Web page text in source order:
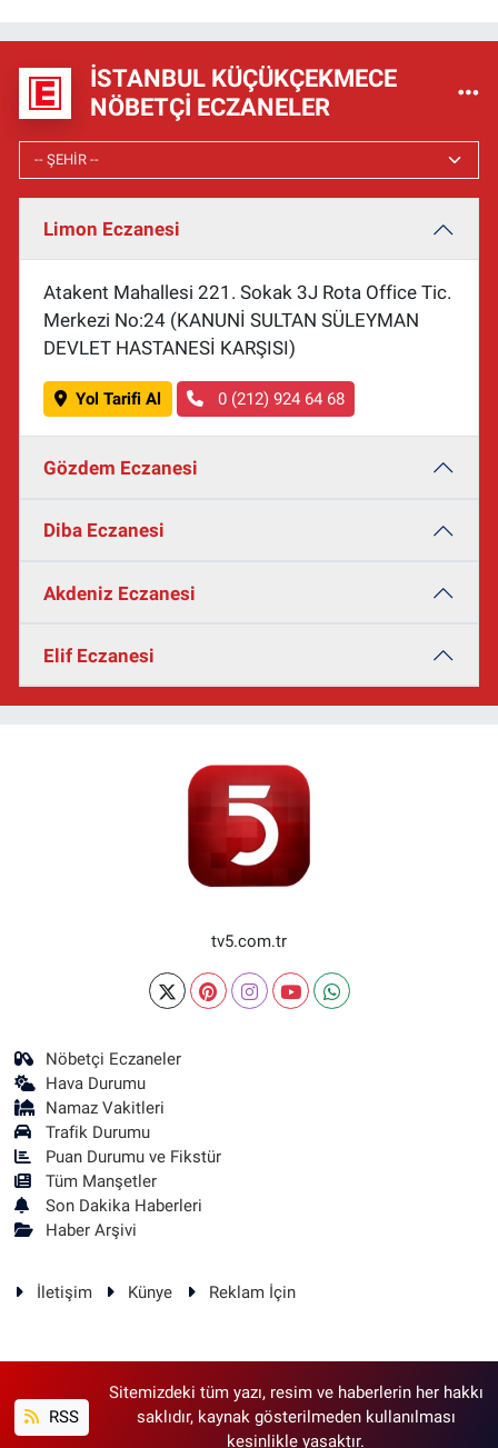
İSTANBUL KÜÇÜKÇEKMECE
NÖBETÇI ECZANELER
Limon Eczanesi
Atakent Mahallesi 221. Sokak 3J Rota Office Tic.
Merkezi No:24 (KANUNİ SULTAN SÜLEYMAN
DEVLET HASTANESİ KARŞISI)
Yol Tarifi Al 0 (212) 924 64 68
Gözdem Eczanesi
Diba Eczanesi
Akdeniz Eczanesi
Elif Eczanesi
tv5.com.tr
Nöbetçi Eczaneler
Hava Durumu
Namaz Vakitleri
Trafik Durumu
Puan Durumu ve Fikstür
Tüm Manşetler
Son Dakika Haberleri
Haber Arşivi
İletişim Künye Reklam İçin
RSS
Sitemizdeki tüm yazı, resim ve haberlerin her hakkı
saklıdır, kaynak gösterilmeden kullanılması
kesinlikle yasaktır.